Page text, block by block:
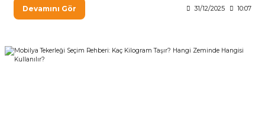
Devamını Gör 31/12/2025 10:07